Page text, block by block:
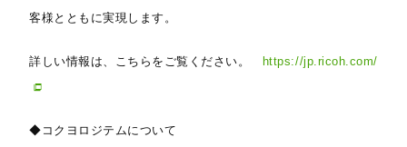
客様とともに実現します。
詳しい情報は、こちらをご覧ください。 https://jp.ricoh.com/
◆コクヨロジテムについて